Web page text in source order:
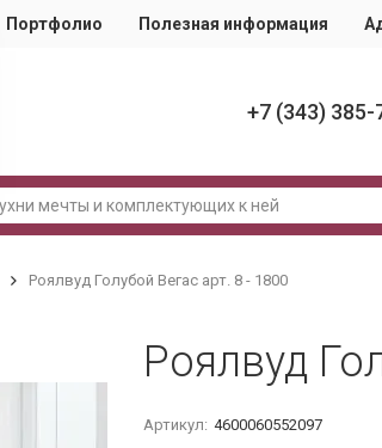
Портфолио Полезная информация
+7 (343) 385-
Роялвуд Голубой Вегас арт. 8 - 1800
Роялвуд
Артикул: 4600060552097